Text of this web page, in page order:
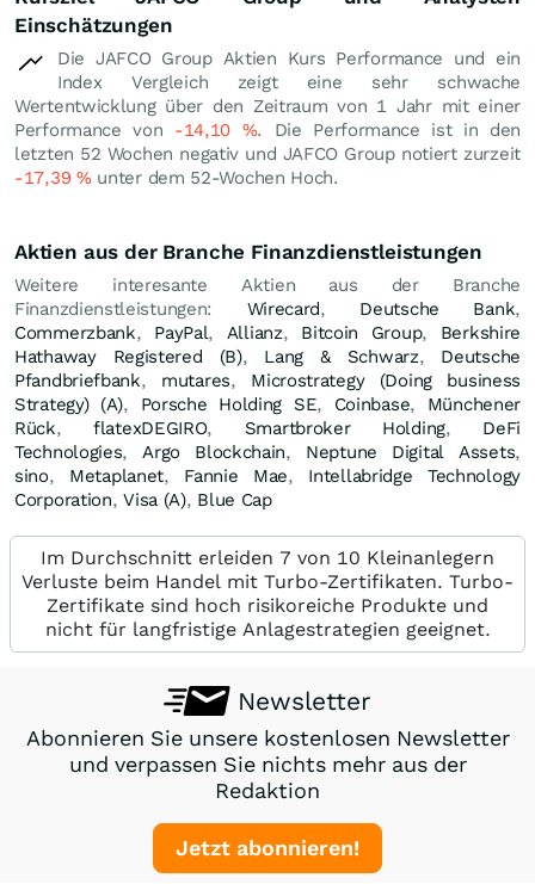
Einschätzungen
Die JAFCO Group Aktien Kurs Performance und ein
Index Vergleich zeigt eine sehr schwache
Wertentwicklung über den Zeitraum von 1 Jahr mit einer
Performance von -14,10 %. Die Performance ist in den
letzten 52 Wochen negativ und JAFCO Group notiert zurzeit
-17,39 %unter dem 52-Wochen Hoch.
Aktien aus der Branche Finanzdienstleistungen
Weitere interesante Aktien aus der Branche
Finanzdienstleistungen: Wirecard, Deutsche Bank,
Commerzbank, PayPal, Allianz, Bitcoin Group, Berkshire
Hathaway Registered (B), Lang & Schwarz, Deutsche
Pfandbriefbank, mutares, Microstrategy (Doing business
Strategy) (A), Porsche Holding SE, Coinbase, Münchener
Rück,flatexDEGIRO, Smartbroker Holding, DeFi
Technologies,Argo Blockchain, Neptune Digital Assets,
sino, Metaplanet, Fannie Mae, Intellabridge Technology
Corporation,Visa (A), Blue Cap
Im Durchschnitt erleiden 7 von 10 Kleinanlegern
Verluste beim Handel mit Turbo-Zertifikaten. Turbo-
Zertifikate sind hoch risikoreiche Produkte und
nicht für langfristige Anlagestrategien geeignet.
Newsletter
Abonnieren Sie unsere kostenlosen Newsletter
und verpassen Sie nichts mehr aus der
Redaktion
Jetzt abonnieren!